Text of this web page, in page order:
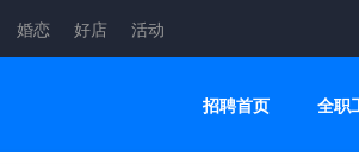
婚恋 好店 活动
招聘首页 全职